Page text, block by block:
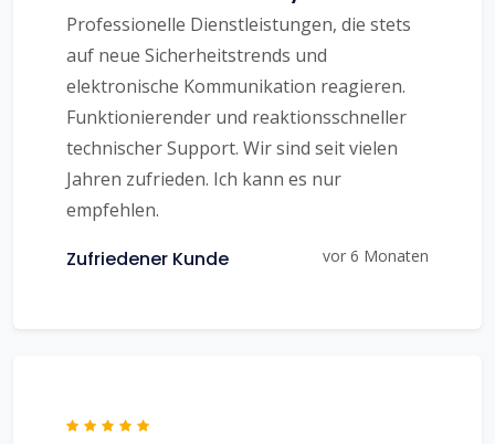
Professionelle Dienstleistungen, die stets
auf neue Sicherheitstrends und
elektronische Kommunikation reagieren.
Funktionierender und reaktionsschneller
technischer Support. Wir sind seit vielen
Jahren zufrieden. Ich kann es nur
empfehlen.
Zufriedener Kunde vor 6 Monaten